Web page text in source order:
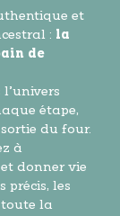
et
: la
de
étape,
du four.
à
donner vie
précis, les
toute la